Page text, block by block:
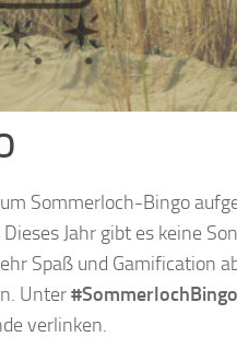
Sommerloch-Bingo
Jahr gibt es keine
Spaß und Gamification
Unter#SommerlochBingo
verlinken.